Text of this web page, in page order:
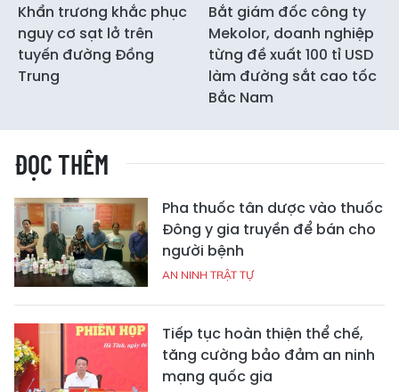
Khẩn trương khắc phục
nguy cơ sạt lở trên
tuyến đường Đồng
Trung
Bắt giám đốc công ty
Mekolor, doanh nghiệp
từng đề xuất 100 tỉ USD
làm đường sắt cao tốc
Bắc Nam
ĐỌC THÊM
Pha thuốc tân dược vào thuốc
Đông y gia truyền để bán cho
người bệnh
AN NINH TRẬT TỰ
Tiếp tục hoàn thiện thể chế,
tăng cường bảo đảm an ninh
mạng quốc gia